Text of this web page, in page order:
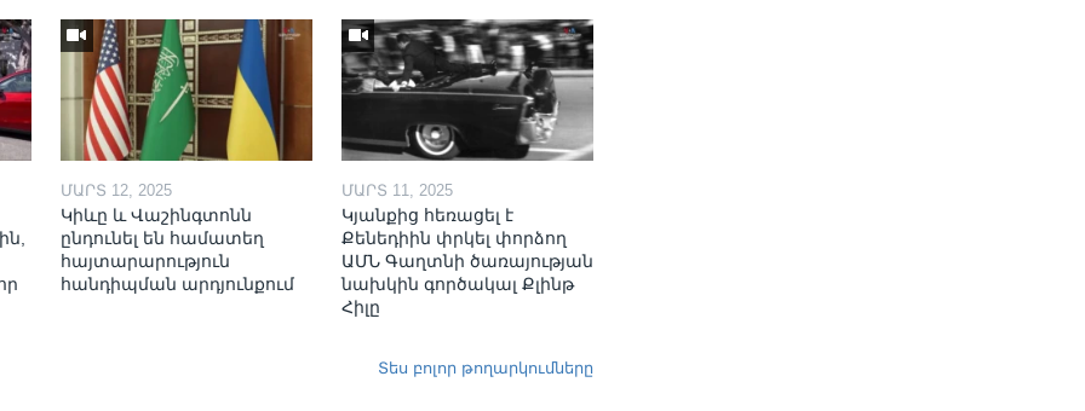
ՄԱՐՏ 12, 2025
Կիևը և Վաշինգտոնն
ընդունել են համատեղ
հայտարարություն
հանդիպման արդյունքում
ՄԱՐՏ 11, 2025
Կյանքից հեռացել է
Քենեդիին փրկել փորձող
ԱՄՆ Գաղտնի ծառայության
նախկին գործակալ Քլինթ
Հիլը
Տես բոլոր թողարկումները